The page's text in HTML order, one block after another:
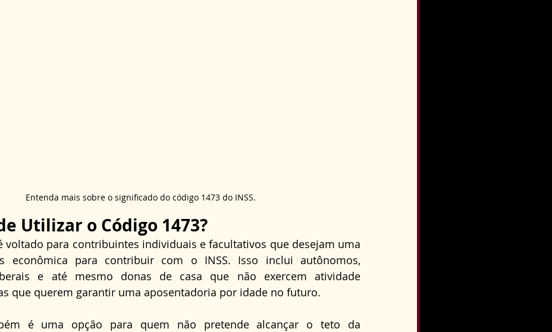
Entenda mais sobre o significado do código 1473 do INSS.
Utilizar o Código 1473?
voltado para contribuintes individuais e facultativos que desejam uma
econômica para contribuir com o INSS. Isso inclui autônomos,
e até mesmo donas de casa que não exercem atividade
que querem garantir uma aposentadoria por idade no futuro.
é uma opção para quem não pretende alcançar o teto da